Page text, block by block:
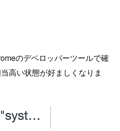
のデベロッパーツールで確
高い状態が好ましくなりま